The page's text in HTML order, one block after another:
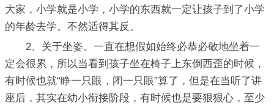
大家，小学就是小学，小学的东西就一定让孩子到了小学
的年龄去学。不然适得其反。
2、关于坐姿。一直在想假如始终必恭必敬地坐着一
定会很累，所以当看到孩子坐在椅子上东倒西歪的时候，
有时候也就“睁一只眼，闭一只眼”算了，但是在当听了讲
座后，其实在幼小衔接阶段，有时候也是要狠狠心，至少